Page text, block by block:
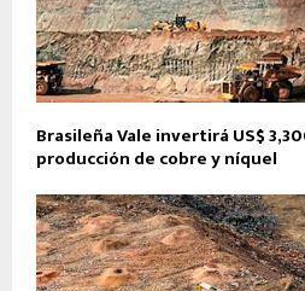
Brasileña Vale invertirá US$
producción de cobre y níquel